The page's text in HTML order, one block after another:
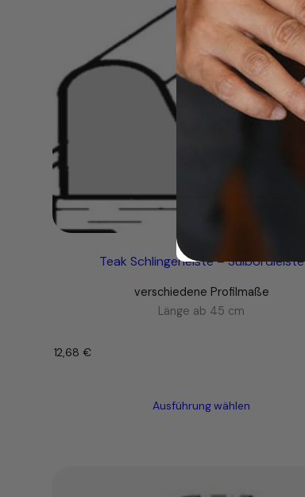
Teak Schlingerleiste – Sülbordleiste
verschiedene Profilmaße
Länge ab 45 cm
12,68 €
Ausführung wählen